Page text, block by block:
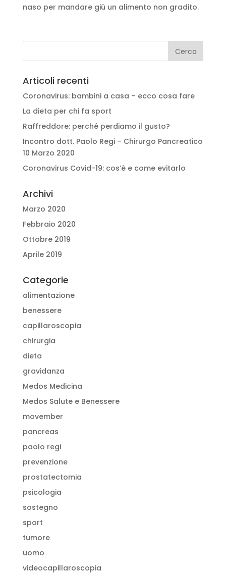
naso per mandare giù un alimento non gradito.
Articoli recenti
Coronavirus: bambini a casa – ecco cosa fare
La dieta per chi fa sport
Raffreddore: perché perdiamo il gusto?
Incontro dott. Paolo Regi – Chirurgo Pancreatico
10 Marzo 2020
Coronavirus Covid-19: cos’è e come evitarlo
Archivi
Marzo 2020
Febbraio 2020
Ottobre 2019
Aprile 2019
Categorie
alimentazione
benessere
capillaroscopia
chirurgia
dieta
gravidanza
Medos Medicina
Medos Salute e Benessere
movember
pancreas
paolo regi
prevenzione
prostatectomia
psicologia
sostegno
sport
tumore
uomo
videocapillaroscopia